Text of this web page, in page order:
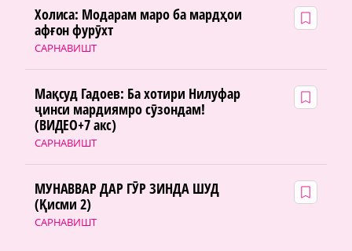
САРНАВИШТ
Холиса: Модарам маро ба мардҳои
афғон фурӯхт
САРНАВИШТ
Мақсуд Гадоев: Ба хотири Нилуфар
ҷинси мардиямро сӯзондам!
(ВИДЕО+7 акс)
САРНАВИШТ
МУНАВВАР ДАР ГӮР ЗИНДА ШУД
(Қисми 2)